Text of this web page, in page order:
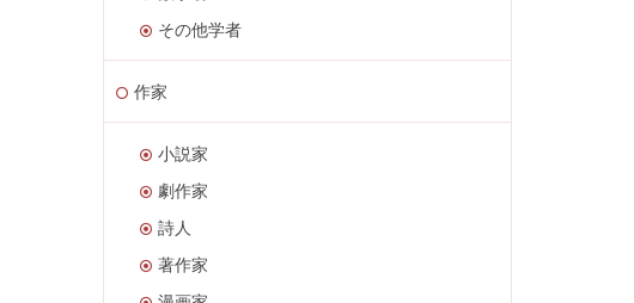
その他学者
作家
小説家
劇作家
詩人
著作家